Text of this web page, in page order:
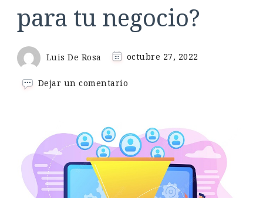
para tu negocio?
Luis De Rosa octubre 27, 2022
Dejar un comentario
¿cómo
desarrollar
para
negocio?